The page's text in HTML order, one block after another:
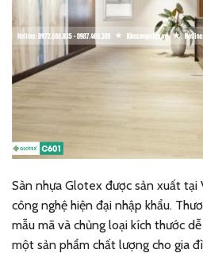
Sàn nhựa Glotex được sản xuất
công nghệ hiện đại nhập khẩu.
mẫu mã và chủng loại kích thước
một sản phẩm chất lượng cho gia